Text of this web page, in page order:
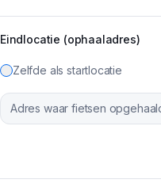
Eindlocatie (ophaaladres)
Zelfde als startlocatie